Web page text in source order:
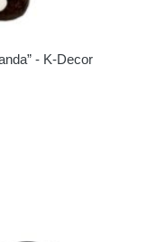
- K-Decor